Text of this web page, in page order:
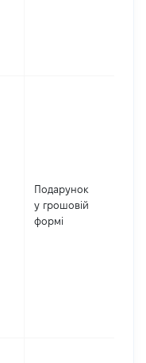
Подарунок
у грошовій
формі